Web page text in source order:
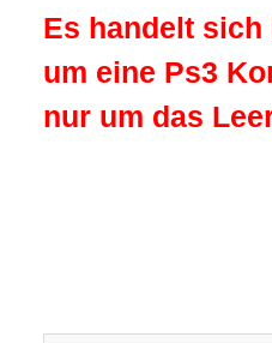
Es handelt
um eine Ps3
nur um das